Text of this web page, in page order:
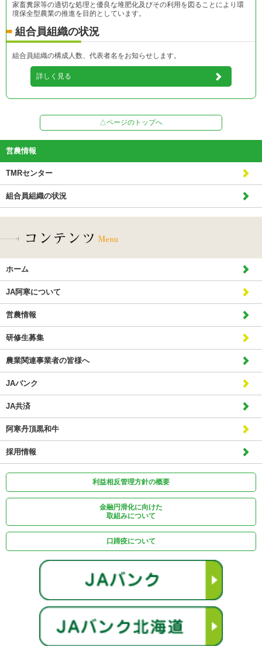
家畜糞尿等の適切な処理と優良な堆肥化及びその利用を図ることにより環
境保全型農業の推進を目的としています。
組合員組織の状況
組合員組織の構成人数、代表者名をお知らせします。
詳しく見る
△ページのトップへ
営農情報
TMRセンター
組合員組織の状況
ホーム
JA阿寒について
営農情報
研修生募集
農業関連事業者の皆様へ
JAバンク
JA共済
阿寒丹頂黒和牛
採用情報
利益相反管理方針の概要
金融円滑化に向けた
取組みについて
口蹄疫について